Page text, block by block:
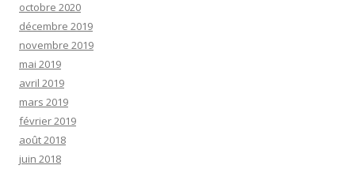
octobre 2020
décembre 2019
novembre 2019
mai 2019
avril 2019
mars 2019
février 2019
août 2018
juin 2018